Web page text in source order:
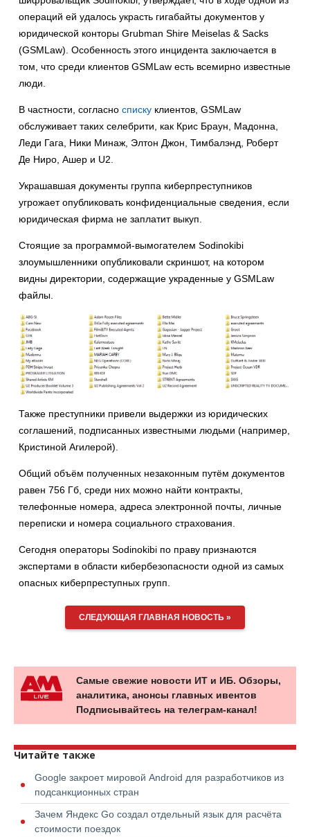
операций ей удалось украсть гигабайты документов у
юридической конторы Grubman Shire Meiselas & Sacks
(GSMLaw). Особенность этого инцидента заключается в
том, что среди клиентов GSMLaw есть всемирно известные
люди.
В частности, согласно списку клиентов, GSMLaw
обслуживает таких селебрити, как Крис Браун, Мадонна,
Леди Гага, Ники Минаж, Элтон Джон, Тимбалэнд, Роберт
Де Ниро, Ашер и U2.
Украшавшая документы группа киберпреступников
угрожает опубликовать конфиденциальные сведения, если
юридическая фирма не заплатит выкуп.
Стоящие за программой-вымогателем Sodinokibi
злоумышленники опубликовали скриншот, на котором
видны директории, содержащие украденные у GSMLaw
файлы.
Также преступники привели выдержки из юридических
соглашений, подписанных известными людьми (например,
Кристиной Агилерой).
Общий объём полученных незаконным путём документов
равен 756 Гб, среди них можно найти контракты,
телефонные номера, адреса электронной почты, личные
переписки и номера социального страхования.
Сегодня операторы Sodinokibi по праву признаются
экспертами в области кибербезопасности одной из самых
опасных киберпреступных групп.
СЛЕДУЮЩАЯ ГЛАВНАЯ НОВОСТЬ »
Самые свежие новости ИТ и ИБ. Обзоры,
аналитика, анонсы главных ивентов
Подписывайтесь на телеграм-канал!
Читайте также
Google закроет мировой Android для разработчиков из
подсанкционных стран
Зачем Яндекс Go создал отдельный язык для расчёта
стоимости поездок